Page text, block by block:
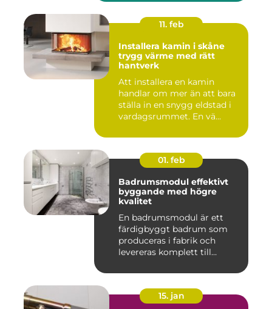
11. feb
Installera kamin i skåne
trygg värme med rätt
hantverk
Att installera en kamin
handlar om mer än att bara
ställa in en snygg eldstad i
vardagsrummet. En vä...
01. feb
Badrumsmodul effektivt
byggande med högre
kvalitet
En badrumsmodul är ett
färdigbyggt badrum som
produceras i fabrik och
levereras komplett till
15. jan